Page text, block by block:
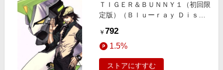
ＴＩＧＥＲ＆ＢＵＮＮＹ１（初回限
定版）（Ｂｌｕーｒａｙ Ｄｉｓ
￥ 792
1.5%
ストアにすすむ